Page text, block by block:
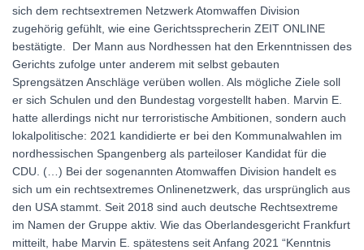
sich dem rechtsextremen Netzwerk Atomwaffen Division
zugehörig gefühlt, wie eine Gerichtssprecherin ZEIT ONLINE
bestätigte. Der Mann aus Nordhessen hat den Erkenntnissen des
Gerichts zufolge unter anderem mit selbst gebauten
Sprengsätzen Anschläge verüben wollen. Als mögliche Ziele soll
er sich Schulen und den Bundestag vorgestellt haben. Marvin E.
hatte allerdings nicht nur terroristische Ambitionen, sondern auch
lokalpolitische: 2021 kandidierte er bei den Kommunalwahlen im
nordhessischen Spangenberg als parteiloser Kandidat für die
CDU. (…) Bei der sogenannten Atomwaffen Division handelt es
sich um ein rechtsextremes Onlinenetzwerk, das ursprünglich aus
den USA stammt. Seit 2018 sind auch deutsche Rechtsextreme
im Namen der Gruppe aktiv. Wie das Oberlandesgericht Frankfurt
mitteilt, habe Marvin E. spätestens seit Anfang 2021 “Kenntnis